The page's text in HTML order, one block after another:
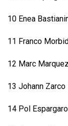
10 Enea
11 Franco
12 Marc
13 Johann Zarco
14 Pol